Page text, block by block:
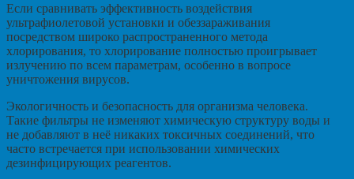
Если сравнивать эффективность воздействия
ультрафиолетовой установки и обеззараживания
посредством широко распространенного метода
хлорирования, то хлорирование полностью проигрывает
излучению по всем параметрам, особенно в вопросе
уничтожения вирусов.
Экологичность и безопасность для организма человека.
Такие фильтры не изменяют химическую структуру воды и
не добавляют в неё никаких токсичных соединений, что
часто встречается при использовании химических
дезинфицирующих реагентов.